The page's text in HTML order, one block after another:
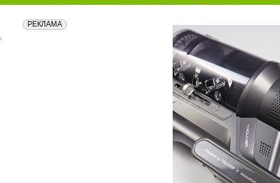
erid: 2VfnxxmNzs5
РЕКЛАМА